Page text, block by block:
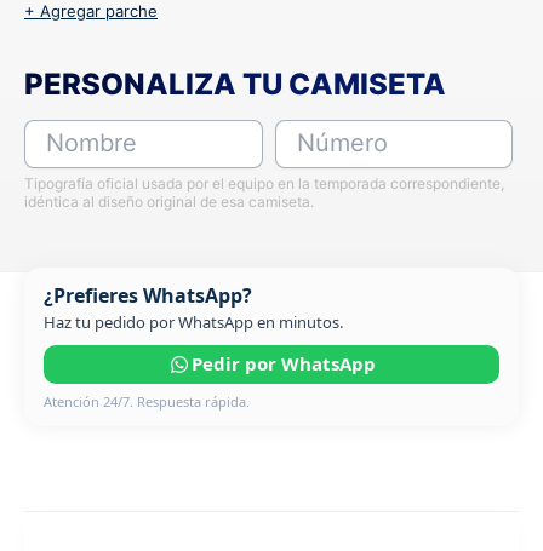
+ Agregar parche
PERSONALIZA TU CAMISETA
Nombre Número
Tipografía oficial usada por el equipo en la temporada correspondiente,
idéntica al diseño original de esa camiseta.
¿Prefieres WhatsApp?
Haz tu pedido por WhatsApp en minutos.
Pedir por WhatsApp
Atención 24/7. Respuesta rápida.